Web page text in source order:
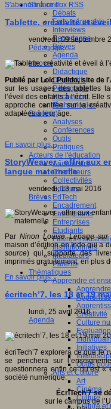
S'informer
Débats
Faits marquants
Interviews
Reportages
Brèves
Agenda
Innover
Didactique
Dispositifs
Pédagogie
Recherche
Technologies
Savoir(s)
Analyses
Conférences
Outils
Pratiques
Acteurs de l'éducation
Animateurs
Chercheurs
Collectivités
Editeurs
EdTech
Encadrement
Enseignants
Entreprises
Etudiants
Filières
Institutionnels
Médiateurs
Parents
Thématiques
Apprendre et
Apprendre
Créativité
Culture
Initiatives
Outils
Arts et Culture
Art
Cinéma
Culture
Culture et
S'abonner à ce flux RSS
Tablette, créativité et
vendredi, 09 septembre
Pédagogie
Publié par Loïc Pulido, site de
sur les usages des tablettes
l’éveil des enfants à l’écrit.
approche centrée sur la
adaptées à leur âge.
En savoir plus...
StoryWeaver : offrir aux
langue maternelle
vendredi, 13 mai 2016
Brèves
ParNinon Louise Lepage sur
maison d’édition en Inde qui a
source) qui supporte des
imprimés gratuitement, en plus
En savoir plus...
écritech’7, les 18 et 19
lundi, 25 avril 2016
Agenda
écriTech’7 explorera ce que le
se penchera sur
questionnera enfin ce qu’est
société numérique.
ÉcriTech’7 se
sur le campus de